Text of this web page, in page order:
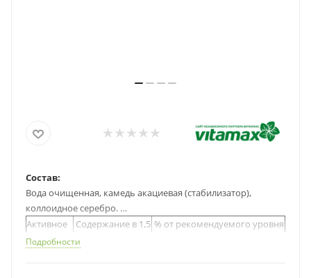
Состав:
Вода очищенная, камедь акациевая (стабилизатор),
коллоидное серебро.
Активное
вещество
Содержание в 1,5
мл (30 капель)
% от рекомендуемого уровня
Подробности